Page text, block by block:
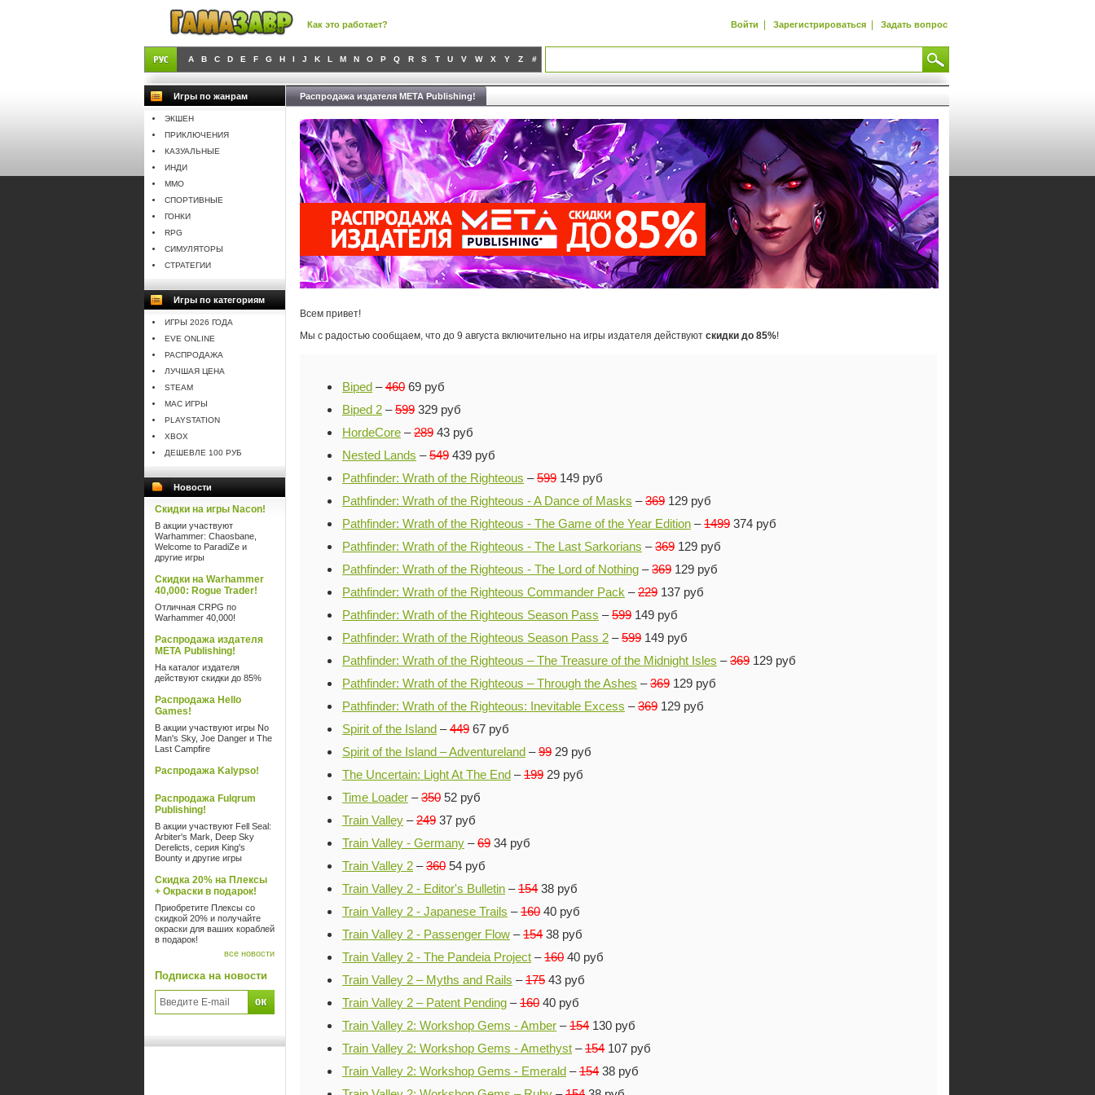
Как это работает? Войти | Зарегистрироваться | Задать вопрос
A B C D E F G H I J K L M N O P Q R S T U V W X Y Z #
Игры по жанрам
ЭКШЕН
ПРИКЛЮЧЕНИЯ
КАЗУАЛЬНЫЕ
ИНДИ
MMO
СПОРТИВНЫЕ
ГОНКИ
RPG
СИМУЛЯТОРЫ
СТРАТЕГИИ
Игры по категориям
ИГРЫ 2026 ГОДА
EVE ONLINE
РАСПРОДАЖА
ЛУЧШАЯ ЦЕНА
STEAM
MAC ИГРЫ
PLAYSTATION
XBOX
ДЕШЕВЛЕ 100 РУБ
Новости
Скидки на игры Nacon!
В акции участвуют
Warhammer: Chaosbane,
Welcome to ParadiZe и
другие игры
Скидки на Warhammer
40,000: Rogue Trader!
Отличная CRPG по
Warhammer 40,000!
Распродажа издателя
META Publishing!
На каталог издателя
действуют скидки до 85%
Распродажа Hello
Games!
В акции участвуют игры No
Man's Sky, Joe Danger и The
Last Campfire
Распродажа Kalypso!
Распродажа Fulqrum
Publishing!
В акции участвуют Fell Seal:
Arbiter's Mark, Deep Sky
Derelicts, серия King's
Bounty и другие игры
Скидка 20% на Плексы
+ Окраски в подарок!
Приобретите Плексы со
скидкой 20% и получайте
окраски для ваших кораблей
в подарок!
все новости
Подписка на новости
Распродажа издателя META Publishing!
Всем привет!
Мы с радостью сообщаем, что до 9 августа включительно на игры издателя действуют скидки до 85%!
Biped –460 69 руб
Biped 2 –599 329 руб
HordeCore –289 43 руб
Nested Lands –549 439 руб
Pathfinder: Wrath of the Righteous –599 149 руб
Pathfinder: Wrath of the Righteous - A Dance of Masks –369 129 руб
Pathfinder: Wrath of the Righteous - The Game of the Year Edition –1499 374 руб
Pathfinder: Wrath of the Righteous - The Last Sarkorians –369 129 руб
Pathfinder: Wrath of the Righteous - The Lord of Nothing –369 129 руб
Pathfinder: Wrath of the Righteous Commander Pack –229 137 руб
Pathfinder: Wrath of the Righteous Season Pass –599 149 руб
Pathfinder: Wrath of the Righteous Season Pass 2 –599 149 руб
Pathfinder: Wrath of the Righteous – The Treasure of the Midnight Isles –369 129 руб
Pathfinder: Wrath of the Righteous – Through the Ashes –369 129 руб
Pathfinder: Wrath of the Righteous: Inevitable Excess –369 129 руб
Spirit of the Island –449 67 руб
Spirit of the Island – Adventureland –99 29 руб
The Uncertain: Light At The End –199 29 руб
Time Loader –350 52 руб
Train Valley –249 37 руб
Train Valley - Germany –69 34 руб
Train Valley 2 –360 54 руб
Train Valley 2 - Editor's Bulletin –154 38 руб
Train Valley 2 - Japanese Trails –160 40 руб
Train Valley 2 - Passenger Flow –154 38 руб
Train Valley 2 - The Pandeia Project –160 40 руб
Train Valley 2 – Myths and Rails –175 43 руб
Train Valley 2 – Patent Pending –160 40 руб
Train Valley 2: Workshop Gems - Amber –154 130 руб
Train Valley 2: Workshop Gems - Amethyst –154 107 руб
Train Valley 2: Workshop Gems - Emerald –154 38 руб